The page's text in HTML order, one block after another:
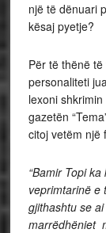
një të dënuari
kësaj pyetje?
Për të thënë
personaliteti
lexoni
gazetën
citoj vetëm një
“Bamir Topi
veprimtarinë e
gjithashtu se
marrëdhëniet